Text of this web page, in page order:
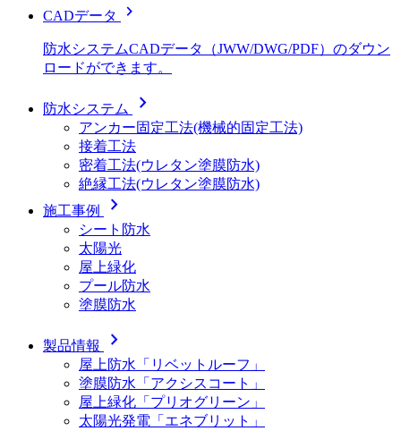
CADデータ chevron_right
防水システムCADデータ（JWW/DWG/PDF）のダウン
ロードができます。
防水システム chevron_right
アンカー固定工法(機械的固定工法)
接着工法
密着工法(ウレタン塗膜防水)
絶縁工法(ウレタン塗膜防水)
施工事例
chevron_right
シート防水
太陽光
屋上緑化
プール防水
塗膜防水
製品情報 chevron_right
屋上防水「リベットルーフ」
塗膜防水「アクシスコート」
屋上緑化「プリオグリーン」
太陽光発電「エネブリット」